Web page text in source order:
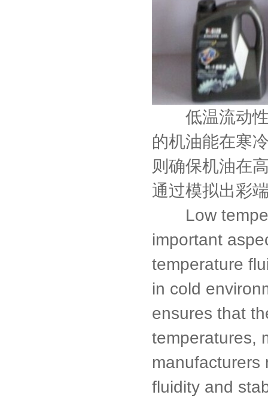
低温流动性
的机油能在寒
则确保机油在
通过模拟出彩
Low
important
temperature
in cold
ensures that
temperatures,
manufacturers
fluidity and